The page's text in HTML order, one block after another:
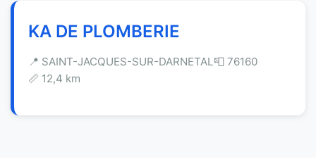
KA DE PLOMBERIE
📍 SAINT-JACQUES-SUR-DARNETAL📮 76160
📏 12,4 km